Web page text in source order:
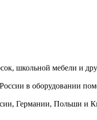
школьной мебели и
в оборудовании
Германии, Польши и